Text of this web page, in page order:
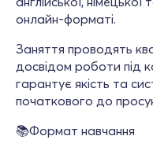
онлайн-форматі.
Заняття проводять
досвідом роботи під
гарантує якість та
початкового до
📚Формат навчання